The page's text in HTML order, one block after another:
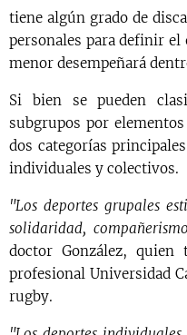
tiene algún grado de
personales para definir
menor desempeñará
Si bien se pueden
subgrupos por
dos categorías
individuales y colectivos.
"Los deportes grupales
solidaridad,
doctor González,
profesional Universidad
rugby.